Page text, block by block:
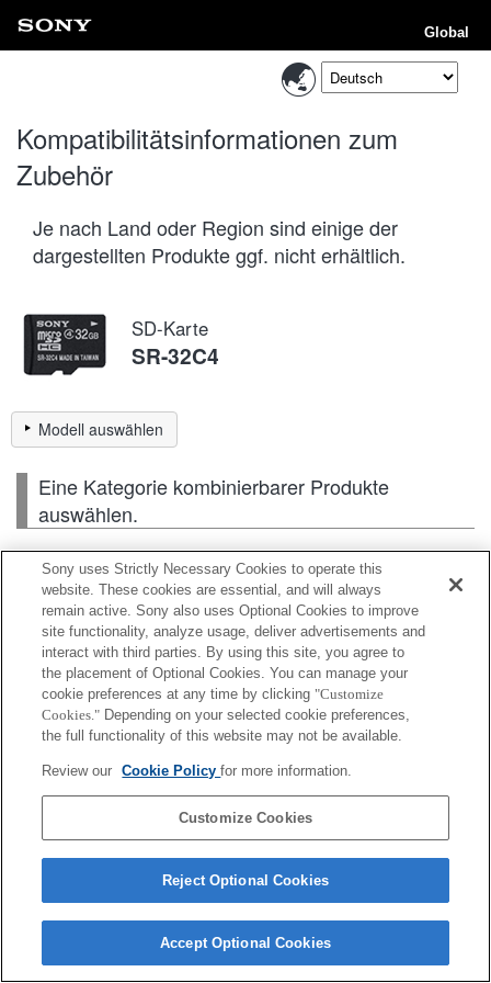
Global
Kompatibilitätsinformationen zum
Zubehör
Je nach Land oder Region sind einige der
dargestellten Produkte ggf. nicht erhältlich.
SD-Karte
SR-32C4
Modell auswählen
Eine Kategorie kombinierbarer Produkte
auswählen.
Gehäuse
Je nach Land oder Region sind einige der
dargestellten Produkte ggf. nicht erhältlich.
Terms of Use Contact Us Cookie Policy
Sony uses Strictly Necessary Cookies to operate this
website. These cookies are essential, and will always
remain active. Sony also uses Optional Cookies to improve
site functionality, analyze usage, deliver advertisements and
interact with third parties. By using this site, you agree to
the placement of Optional Cookies. You can manage your
cookie preferences at any time by clicking "Customize
Cookies." Depending on your selected cookie preferences,
the full functionality of this website may not be available.
Review our Cookie Policyfor more information.
Customize Cookies
Reject Optional Cookies
Accept Optional Cookies